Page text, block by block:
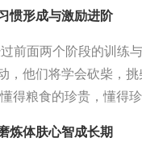
惯形成与激励进阶
过前面两个阶段的训练
，他们将学会砍柴，
得粮食的珍贵，懂得
炼体肤心智成长期